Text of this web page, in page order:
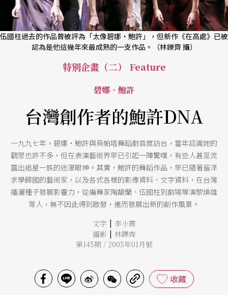
伍國柱過去的作品曾被評為「太像碧娜‧鮑許」，但新作《在高處》已被
認為是他這幾年來最成熟的一支作品。（林鑠齊 攝）
特別企畫（二） Feature
碧娜‧鮑許
台灣創作者的鮑許DNA
一九九七年，碧娜‧鮑許與烏帕塔舞蹈劇首度訪台，當年認識她的
觀眾也許不多，但在表演藝術界早已引起一陣驚嘆，有些人甚至流
露出追星一族的迷濛眼神。其實，鮑許的舞蹈作品，早已隨著留洋
求學歸國的藝術家，以及各式各樣的影像資料、文字資料，在台灣
播灑種子發展影響力，從編舞家陶馥蘭、伍國柱到劇場導演黎煥雄
等人，無不因此得到啟發，進而發展出新的創作風景。
文字 | 李小霽
攝影 | 林鑠齊
第145期 / 2005年01月號
收藏